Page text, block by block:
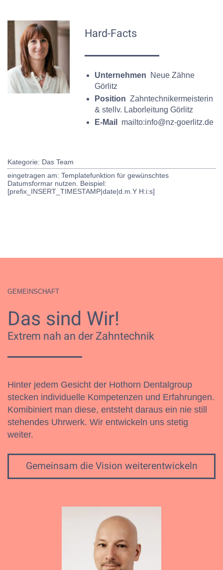
Hard-Facts
Unternehmen
Neue Zähne
Görlitz
Position Zahntechnikermeisterin
& stellv. Laborleitung Görlitz
E-Mail
mailto:info@nz-goerlitz.de
Kategorie: Das Team
eingetragen am: Templatefunktion für gewünschtes
Datumsformar nutzen. Beispiel:
[prefix_INSERT_TIMESTAMP|date|d.m.Y H:i:s]
GEMEINSCHAFT
Das sind Wir!
Extrem nah an der Zahntechnik
Hinter jedem Gesicht der Hothorn Dentalgroup
stecken individuelle Kompetenzen und Erfahrungen.
Komibiniert man diese, entsteht daraus ein nie still
stehendes Uhrwerk. Wir entwickeln uns stetig
weiter.
Gemeinsam die Vision weiterentwickeln